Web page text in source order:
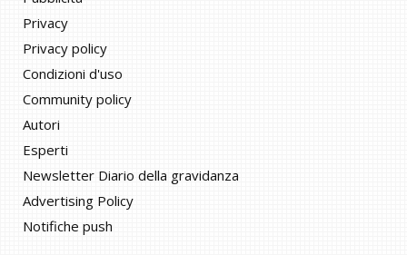
Privacy
Privacy policy
Condizioni d'uso
Community policy
Autori
Esperti
Newsletter Diario della gravidanza
Advertising Policy
Notifiche push